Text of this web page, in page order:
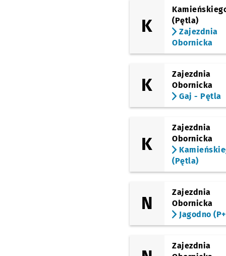
K
(Pętla)
Zajezdnia
Obornicka
K
Zajezdnia
Obornicka
Gaj - Pętla
K
Zajezdnia
Obornicka
(Pętla)
N
Zajezdnia
Obornicka
Jagodno
Zajezdnia